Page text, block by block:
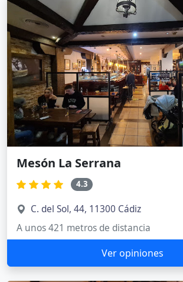
Mesón La Serrana
4.3
C. del Sol, 44, 11300 Cádiz
A unos 421 metros de distancia
Ver opiniones